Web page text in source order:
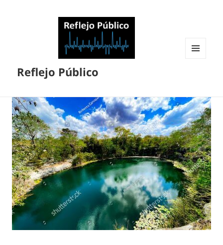
Reflejo Público